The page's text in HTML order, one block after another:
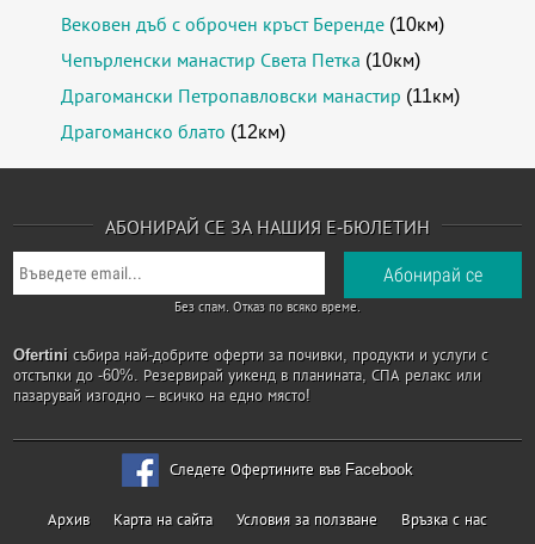
Вековен дъб с оброчен кръст Беренде (10км)
Чепърленски манастир Света Петка (10км)
Драгомански Петропавловски манастир (11км)
Драгоманско блато (12км)
АБОНИРАЙ СЕ ЗА НАШИЯ Е-БЮЛЕТИН
Без спам. Отказ по всяко време.
Ofertini събира най-добрите оферти за почивки, продукти и услуги с
отстъпки до -60%. Резервирай уикенд в планината, СПА релакс или
пазарувай изгодно – всичко на едно място!
Следете Офертините във Facebook
Архив Карта на сайта Условия за ползване Връзка с нас